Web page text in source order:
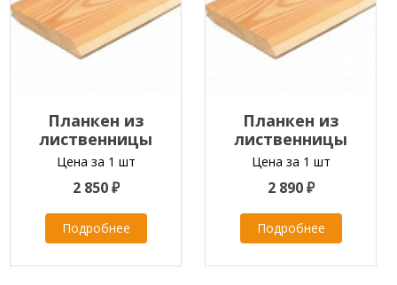
Планкен из
лиственницы
скошенный
20x120x2000-6000 мм
класс ЭКСТРА
Цена за 1 шт
2 850 ₽
Подробнее
Планкен из
лиственницы
скошенный
20x120x2000-6000 мм
класс ПРИМА
Цена за 1 шт
2 890 ₽
Подробнее